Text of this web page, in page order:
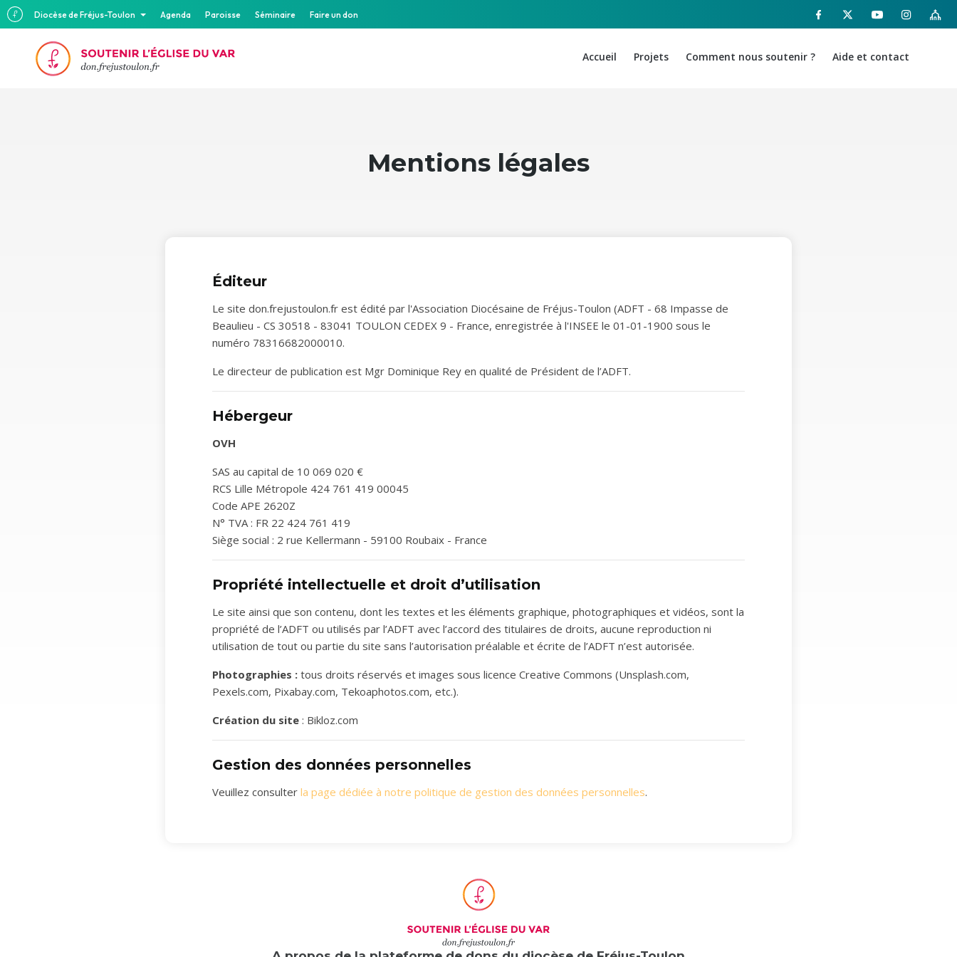
Diocèse de Fréjus-Toulon Agenda Paroisse Séminaire Faire un don
Accueil Projets Comment nous soutenir ? Aide et contact
Mentions légales
Éditeur
Le site don.frejustoulon.fr est édité par l'Association Diocésaine de Fréjus-Toulon (ADFT - 68 Impasse de
Beaulieu - CS 30518 - 83041 TOULON CEDEX 9 - France, enregistrée à l'INSEE le 01-01-1900 sous le
numéro 78316682000010.
Le directeur de publication est Mgr Dominique Rey en qualité de Président de l’ADFT.
Hébergeur
OVH
SAS au capital de 10 069 020 €
RCS Lille Métropole 424 761 419 00045
Code APE 2620Z
N° TVA : FR 22 424 761 419
Siège social : 2 rue Kellermann - 59100 Roubaix - France
Propriété intellectuelle et droit d’utilisation
Le site ainsi que son contenu, dont les textes et les éléments graphique, photographiques et vidéos, sont la
propriété de l’ADFT ou utilisés par l’ADFT avec l’accord des titulaires de droits, aucune reproduction ni
utilisation de tout ou partie du site sans l’autorisation préalable et écrite de l’ADFT n’est autorisée.
Photographies : tous droits réservés et images sous licence Creative Commons (Unsplash.com,
Pexels.com, Pixabay.com, Tekoaphotos.com, etc.).
Création du site : Bikloz.com
Gestion des données personnelles
Veuillez consulter la page dédiée à notre politique de gestion des données personnelles.